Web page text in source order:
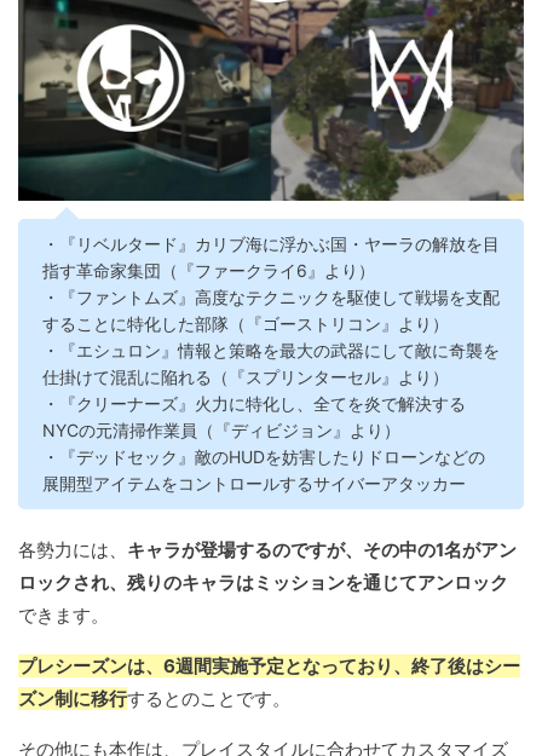
・『リベルタード』カリブ海に浮かぶ国・ヤーラの解放を目
指す革命家集団（『ファークライ6』より）
・『ファントムズ』高度なテクニックを駆使して戦場を支配
することに特化した部隊（『ゴーストリコン』より）
・『エシュロン』情報と策略を最大の武器にして敵に奇襲を
仕掛けて混乱に陥れる（『スプリンターセル』より）
・『クリーナーズ』火力に特化し、全てを炎で解決する
NYCの元清掃作業員（『ディビジョン』より）
・『デッドセック』敵のHUDを妨害したりドローンなどの
展開型アイテムをコントロールするサイバーアタッカー
各勢力には、 キャラが登場するのですが、その中の1名がアン
ロックされ、残りのキャラはミッションを通じてアンロック
できます。
プレシーズンは、6週間実施予定となっており、終了後はシー
ズン制に移行するとのことです。
その他にも本作は、プレイスタイルに合わせてカスタマイズ